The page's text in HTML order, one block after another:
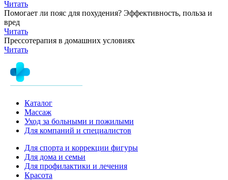
Читать
Помогает ли пояс для похудения? Эффективность, польза и
вред
Читать
Прессотерапия в домашних условиях
Читать
Каталог
Массаж
Уход за больными и пожилыми
Для компаний и специалистов
Для спорта и коррекции фигуры
Для дома и семьи
Для профилактики и лечения
Красота